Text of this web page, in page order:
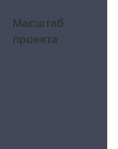
Масштаб
проекта